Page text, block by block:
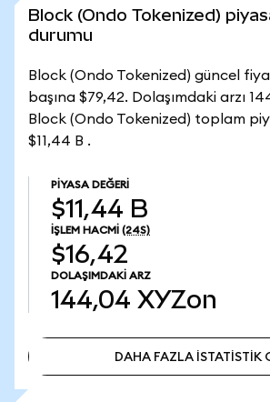
Block (Ondo Tokenized)
durumu
Block (Ondo Tokenized) güncel
başına $79,42. Dolaşımdaki arzı
Block (Ondo Tokenized) toplam
$11,44 B .
PIYASA DEĞERI
$11,44 B
İŞLEM HACMI (24S)
$16,42
DOLAŞIMDAKI ARZ
144,04 XYZon
DAHA FAZLA İSTATİSTİK